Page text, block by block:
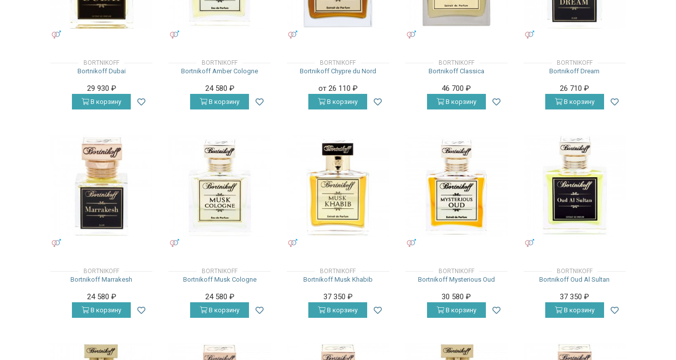
BORTNIKOFF
Bortnikoff Dubai
29 930 ₽
В корзину
BORTNIKOFF
Bortnikoff Amber Cologne
24 580 ₽
В корзину
BORTNIKOFF
Bortnikoff Chypre du Nord
от 26 110 ₽
В корзину
BORTNIKOFF
Bortnikoff Classica
46 700₽
В корзину
BORTNIKOFF
Bortnikoff Dream
26 710₽
В корзину
BORTNIKOFF
Bortnikoff Marrakesh
24 580 ₽
В корзину
BORTNIKOFF
Bortnikoff Musk Cologne
24 580 ₽
В корзину
BORTNIKOFF
Bortnikoff Musk Khabib
37 350 ₽
В корзину
BORTNIKOFF
Bortnikoff Mysterious Oud
30 580₽
В корзину
BORTNIKOFF
Bortnikoff Oud Al Sultan
37 350₽
В корзину